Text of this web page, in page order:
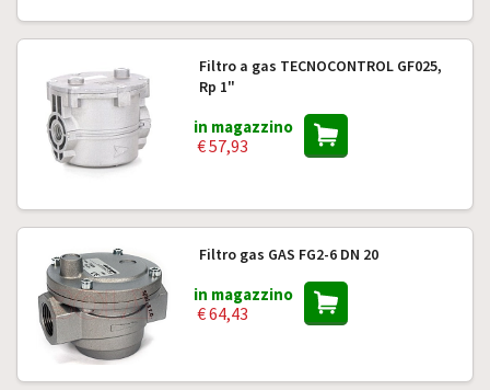
Filtro a gas TECNOCONTROL GF025,
Rp 1"
in magazzino
€ 57,93
Filtro gas GAS FG2-6 DN 20
in magazzino
€ 64,43